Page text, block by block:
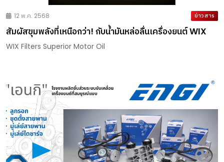
12 พ.ค. 2568 ข่าวสาร
สัมผัสขุมพลังที่เหนือกว่า! กับน้ำมันหล่อลื่นเครื่องยนต์ WIX
WIX Filters Superior Motor Oil